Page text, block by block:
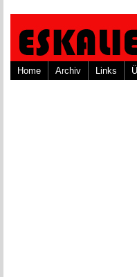
Home Archiv Links